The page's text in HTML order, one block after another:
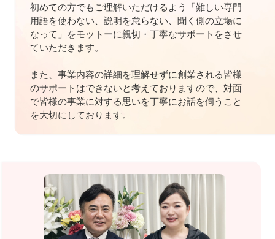
初めての方でもご理解いただけるよう「難しい専門
用語を使わない、説明を怠らない、聞く側の立場に
なって」をモットーに親切・丁寧なサポートをさせ
ていただきます。
また、事業内容の詳細を理解せずに創業される皆様
のサポートはできないと考えておりますので、対面
で皆様の事業に対する思いを丁寧にお話を伺うこと
を大切にしております。